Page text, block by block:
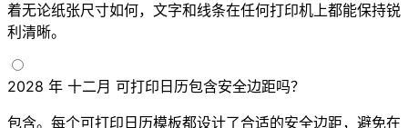
着无论纸张尺寸如何，文字和线条在任何打印机上都能保持锐
利清晰。
2028 年 十二月 可打印日历包含安全边距吗？
包含。每个可打印日历模板都设计了合适的安全边距，避免在